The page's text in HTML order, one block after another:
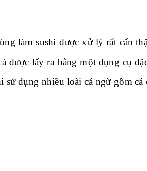
làm sushi được xử lý rất cẩn
được lấy ra bằng một dụng cụ
sử dụng nhiều loài cá ngừ gồm